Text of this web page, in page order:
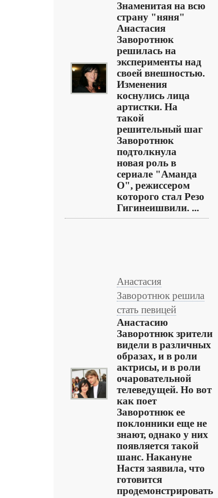
Знаменитая на всю
страну "няня"
Анастасия
Заворотнюк
решилась на
эксперименты над
своей внешностью.
Изменения
коснулись лица
артистки. На
такой
решительный шаг
Заворотнюк
подтолкнула
новая роль в
сериале "Аманда
О", режиссером
которого стал Резо
Гигинеишвили. ...
Анастасия
Заворотнюк решила
стать певицей
Анастасию
Заворотнюк зрители
видели в различных
образах, и в роли
актрисы, и в роли
очаровательной
телеведущей. Но вот
как поет
Заворотнюк ее
поклонники еще не
знают, однако у них
появляется такой
шанс. Накануне
Настя заявила, что
готовится
продемонстрировать